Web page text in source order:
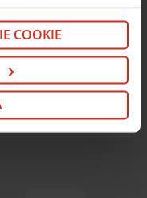
zakładkach
cookie. Jeśli
opcjonalne, kliknij
swoje wybory,
na instalację
(zgodnie z
cookie”.
COOKIE
danych
do Twoich
które